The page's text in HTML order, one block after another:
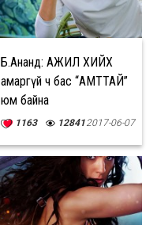
Б.Ананд: АЖИЛ ХИЙХ
амаргүй ч бас “АМТТАЙ”
юм байна
1163 128412017-06-07